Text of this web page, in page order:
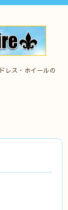
レス・ホイールの